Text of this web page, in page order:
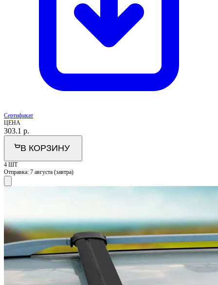
Сертификат
ЦЕНА
303.1 р.
В КОРЗИНУ
4 ШТ
Отправка: 7 августа (завтра)